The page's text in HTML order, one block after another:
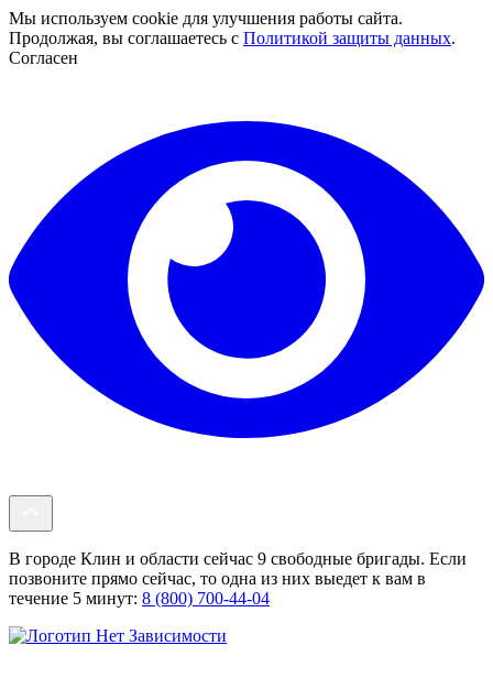
Мы используем cookie для улучшения работы сайта.
Продолжая, вы соглашаетесь с Политикой защиты данных.
Согласен
В городе Клин и области сейчас 9 свободные бригады. Если
позвоните прямо сейчас, то одна из них выедет к вам в
течение 5 минут: 8 (800) 700-44-04